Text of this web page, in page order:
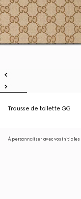
Trousse de toilette GG
À personnaliser avec vos initiales